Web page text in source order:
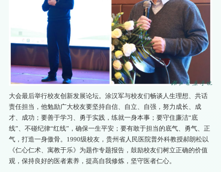
大会最后举行校友创新发展论坛。涂汉军与校友们畅谈人生理想、共话
责任担当，他勉励广大校友要坚持自信、自立、自强，努力成长、成
才、成功；要善于学习、勇于实践，练就一身本事；要守住廉洁“底
线”、不碰纪律“红线”，确保一生平安；要有敢于担当的底气、勇气、正
气，打造一身傲骨。1990级校友，贵州省人民医院普外科教授郝朗松以
《仁心仁术、寓教于乐》为题作专题报告，鼓励校友们树立正确的价值
观，保持良好的医者素养，提高自我修炼，坚守医者仁心。